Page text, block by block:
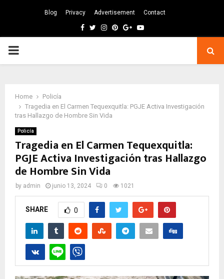
Blog Privacy Advertisement Contact
Facebook
TwitterInstagram
Pinterest
GoogleYoutube
PRIMARY
Home
Policía
Tragedia en El Carmen Tequexquitla: PGJE Activa Investigación
tras Hallazgo de Hombre Sin Vida
Policía
Tragedia en El Carmen Tequexquitla:
PGJE Activa Investigación tras Hallazgo
de Hombre Sin Vida
by admin junio 13, 2024 0 1021
SHARE 0